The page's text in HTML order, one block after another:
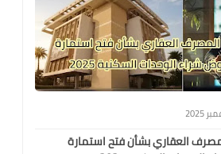
العقاري بشأن فتح استمارة